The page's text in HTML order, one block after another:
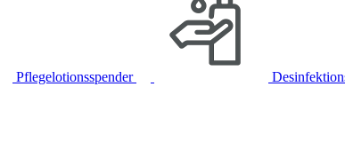
Pflegelotionsspender